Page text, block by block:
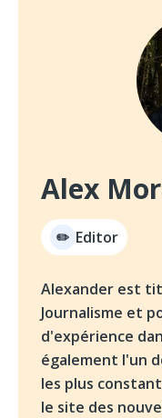
Alex
✏️ Editor
Alexander est
Journalisme et
d'expérience
également l'un
les plus
le site des